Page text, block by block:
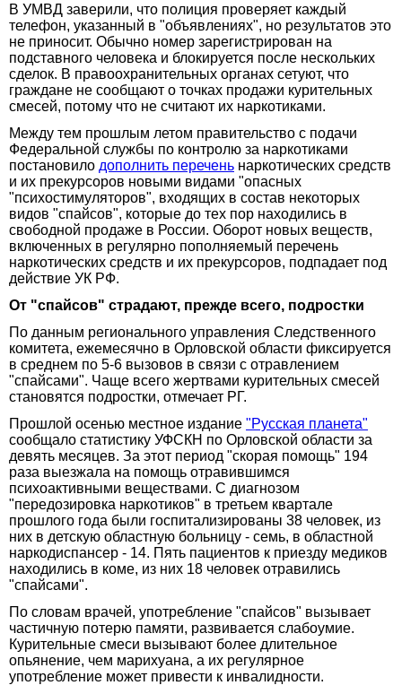
В УМВД заверили, что полиция проверяет каждый
телефон, указанный в "объявлениях", но результатов это
не приносит. Обычно номер зарегистрирован на
подставного человека и блокируется после нескольких
сделок. В правоохранительных органах сетуют, что
граждане не сообщают о точках продажи курительных
смесей, потому что не считают их наркотиками.
Между тем прошлым летом правительство с подачи
Федеральной службы по контролю за наркотиками
постановило дополнить перечень наркотических средств
и их прекурсоров новыми видами "опасных
"психостимуляторов", входящих в состав некоторых
видов "спайсов", которые до тех пор находились в
свободной продаже в России. Оборот новых веществ,
включенных в регулярно пополняемый перечень
наркотических средств и их прекурсоров, подпадает под
действие УК РФ.
От "спайсов" страдают, прежде всего, подростки
По данным регионального управления Следственного
комитета, ежемесячно в Орловской области фиксируется
в среднем по 5-6 вызовов в связи с отравлением
"спайсами". Чаще всего жертвами курительных смесей
становятся подростки, отмечает РГ.
Прошлой осенью местное издание "Русская планета"
сообщало статистику УФСКН по Орловской области за
девять месяцев. За этот период "скорая помощь" 194
раза выезжала на помощь отравившимся
психоактивными веществами. С диагнозом
"передозировка наркотиков" в третьем квартале
прошлого года были госпитализированы 38 человек, из
них в детскую областную больницу - семь, в областной
наркодиспансер - 14. Пять пациентов к приезду медиков
находились в коме, из них 18 человек отравились
"спайсами".
По словам врачей, употребление "спайсов" вызывает
частичную потерю памяти, развивается слабоумие.
Курительные смеси вызывают более длительное
опьянение, чем марихуана, а их регулярное
употребление может привести к инвалидности.